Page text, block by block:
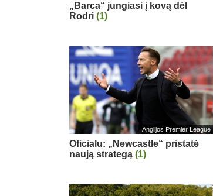
„Barca“ jungiasi į kovą dėl
Rodri (1)
Anglijos Premier League
Oficialu: „Newcastle“ pristatė
naują strategą (1)